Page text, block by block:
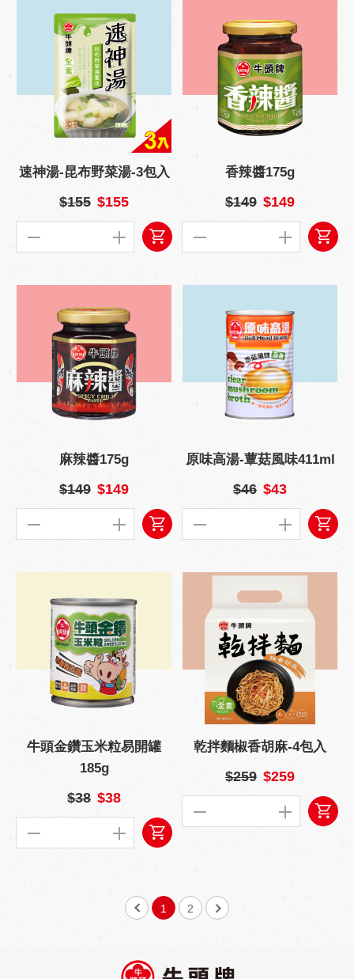
速神湯-昆布野菜湯-3包入
$155 $155
香辣醬175g
$149 $149
麻辣醬175g
$149 $149
原味高湯-蕈菇風味411ml
$46 $43
牛頭金鑽玉米粒易開罐
185g
$38 $38
乾拌麵椒香胡麻-4包入
$259 $259
1 2